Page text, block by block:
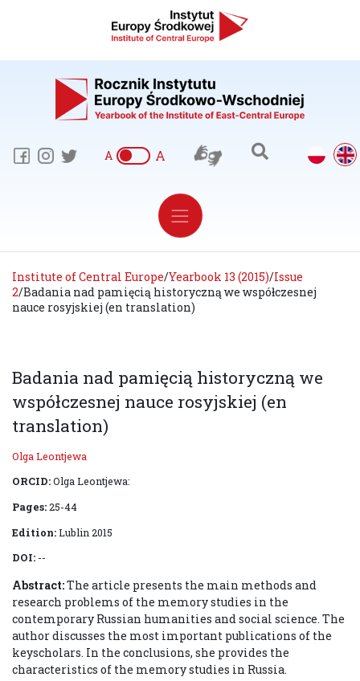
A A
Institute of Central Europe/Yearbook 13 (2015)/Issue
2/Badania nad pamięcią historyczną we współczesnej
nauce rosyjskiej (en translation)
Badania nad pamięcią historyczną we
współczesnej nauce rosyjskiej (en
translation)
Olga Leontjewa
ORCID:Olga Leontjewa:
Pages:25-44
Edition:Lublin 2015
DOI: --
Abstract:The article presents the main methods and
research problems of the memory studies in the
contemporary Russian humanities and social science. The
author discusses the most important publications of the
keyscholars. In the conclusions, she provides the
characteristics of the memory studies in Russia.